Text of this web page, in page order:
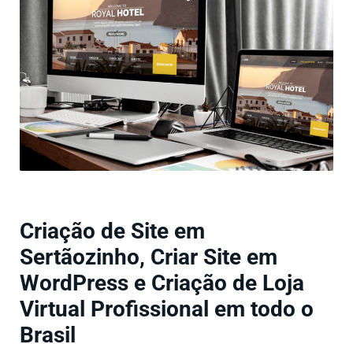
Criação de Site em
Sertãozinho, Criar Site em
WordPress e Criação de Loja
Virtual Profissional em todo o
Brasil